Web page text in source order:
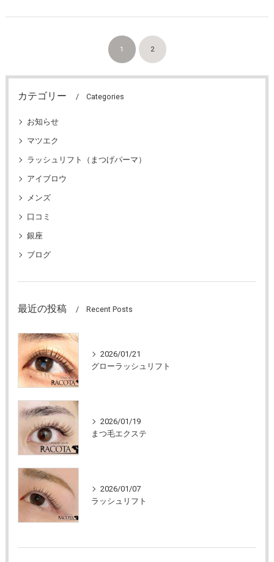
1 2
カテゴリー Categories
お知らせ
マツエク
ラッシュリフト（まつげパーマ）
アイブロウ
メンズ
口コミ
銀座
ブログ
最近の投稿 Recent Posts
2026/01/21
グローラッシュリフト
2026/01/19
まつ毛エクステ
2026/01/07
ラッシュリフト